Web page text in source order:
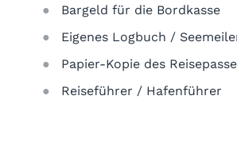
Bargeld für die Bordkasse
Eigenes Logbuch /
Papier-Kopie des
Reiseführer / Hafenführer